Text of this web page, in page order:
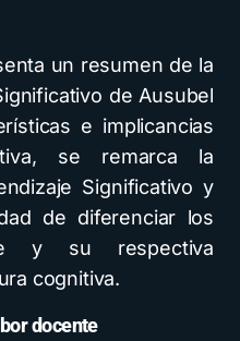
un resumen de la
de Ausubel
e implicancias
se remarca la
Significativo y
de diferenciar los
y su respectiva
cognitiva.
docente